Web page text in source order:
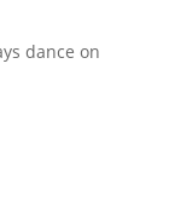
dance on